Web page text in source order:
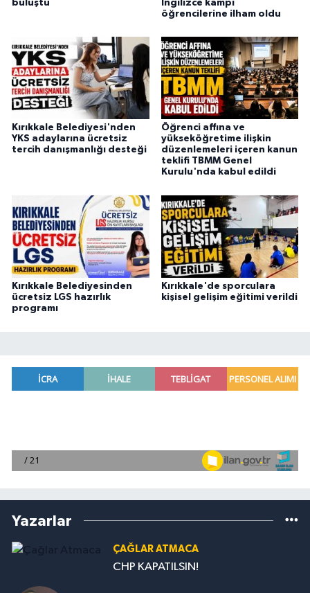
buluştu
İngilizce kampı
öğrencilerine ilham oldu
Kırıkkale Belediyesi'nden
YKS adaylarına ücretsiz
tercih danışmanlığı desteği
Öğrenci affına ve
yükseköğretime ilişkin
düzenlemeleri içeren kanun
teklifi TBMM Genel
Kurulu'nda kabul edildi
Kırıkkale Belediyesinden
ücretsiz LGS hazırlık
programı
Kırıkkale'de sporculara
kişisel gelişim eğitimi verildi
Yazarlar
ÇAĞLAR ATMACA
CHP KAPATILSIN!